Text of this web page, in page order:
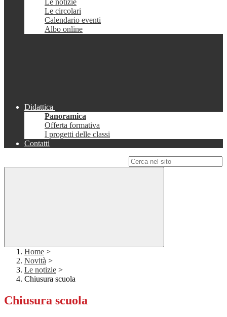
Le notizie
Le circolari
Calendario eventi
Albo online
Didattica
Panoramica
Offerta formativa
I progetti delle classi
Contatti
Home >
Novità >
Le notizie >
Chiusura scuola
Chiusura scuola